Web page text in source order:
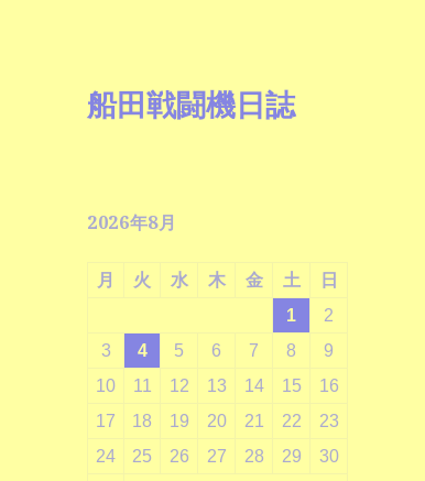
船田戦闘機日誌
2026年8月
月 火 水 木 金 土
日
1
2
3
4 5 6 7 8
9
10
11 12 13 14 15
16
17
18 19 20 21 22
23
24
25 26 27 28 29
30